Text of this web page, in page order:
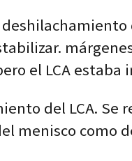
el LCA estaba
del LCA.
menisco como